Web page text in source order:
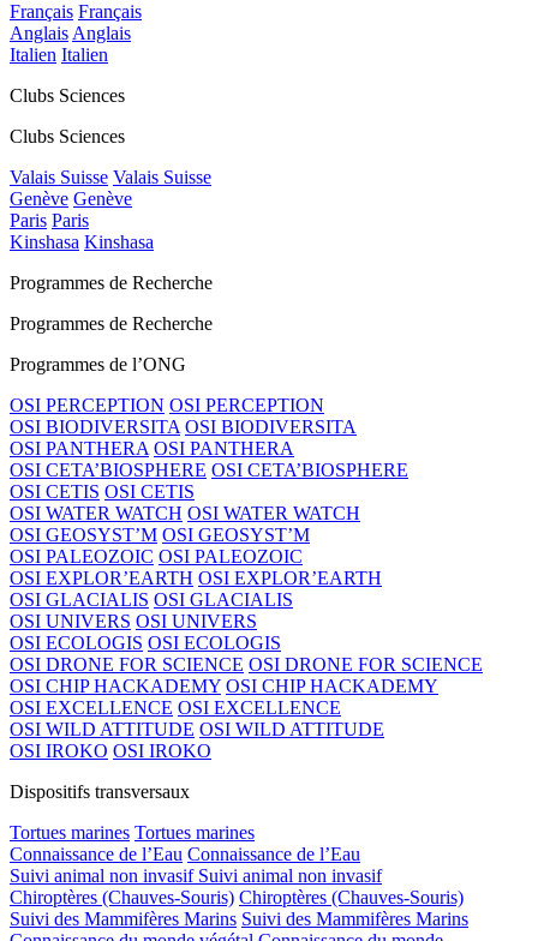
Français Français
Anglais Anglais
Italien Italien
Clubs Sciences
Clubs Sciences
Valais Suisse Valais Suisse
Genève Genève
Paris Paris
Kinshasa Kinshasa
Programmes de Recherche
Programmes de Recherche
Programmes de l’ONG
OSI PERCEPTION OSI PERCEPTION
OSI BIODIVERSITA OSI BIODIVERSITA
OSI PANTHERA OSI PANTHERA
OSI CETA’BIOSPHERE OSI CETA’BIOSPHERE
OSI CETIS OSI CETIS
OSI WATER WATCH OSI WATER WATCH
OSI GEOSYST’M OSI GEOSYST’M
OSI PALEOZOIC OSI PALEOZOIC
OSI EXPLOR’EARTH OSI EXPLOR’EARTH
OSI GLACIALIS OSI GLACIALIS
OSI UNIVERS OSI UNIVERS
OSI ECOLOGIS OSI ECOLOGIS
OSI DRONE FOR SCIENCE OSI DRONE FOR SCIENCE
OSI CHIP HACKADEMY OSI CHIP HACKADEMY
OSI EXCELLENCE OSI EXCELLENCE
OSI WILD ATTITUDE OSI WILD ATTITUDE
OSI IROKO OSI IROKO
Dispositifs transversaux
Tortues marines Tortues marines
Connaissance de l’Eau Connaissance de l’Eau
Suivi animal non invasif Suivi animal non invasif
Chiroptères (Chauves-Souris) Chiroptères (Chauves-Souris)
Suivi des Mammifères Marins Suivi des Mammifères Marins